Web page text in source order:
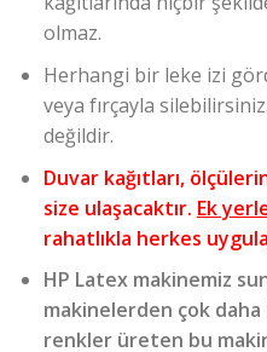
olmaz.
Herhangi bir leke izi
veya fırçayla
değildir.
Duvar kağıtları,
size ulaşacaktır. Ek
rahatlıkla herkes
HP Latex makinemiz
makinelerden çok
renkler üreten bu